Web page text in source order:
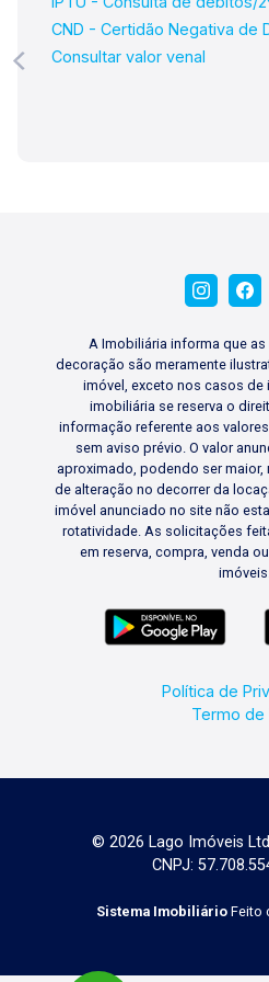
CND - Certidão Negativa de
Consultar valor venal
A Imobiliária informa que
decoração são meramente
imóvel, exceto nos casos
imobiliária se reserva o
informação referente aos
sem aviso prévio. O valor
aproximado, podendo ser maior,
de alteração no decorrer da
imóvel anunciado no site não
rotatividade. As solicitações
em reserva, compra, venda
Política de
Termo de
© 2026 Lago Imóveis
CNPJ:
Sistema Imobiliário Feito